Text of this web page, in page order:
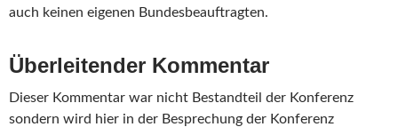
auch keinen eigenen Bundesbeauftragten.
Überleitender Kommentar
Dieser Kommentar war nicht Bestandteil der Konferenz
sondern wird hier in der Besprechung der Konferenz